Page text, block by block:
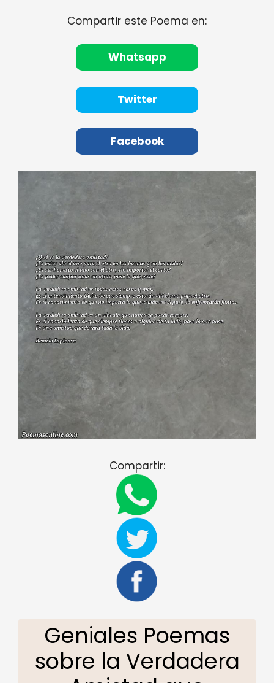
Compartir este Poema en:
Whatsapp
Twitter
Facebook
Compartir:
Geniales Poemas
sobre la Verdadera